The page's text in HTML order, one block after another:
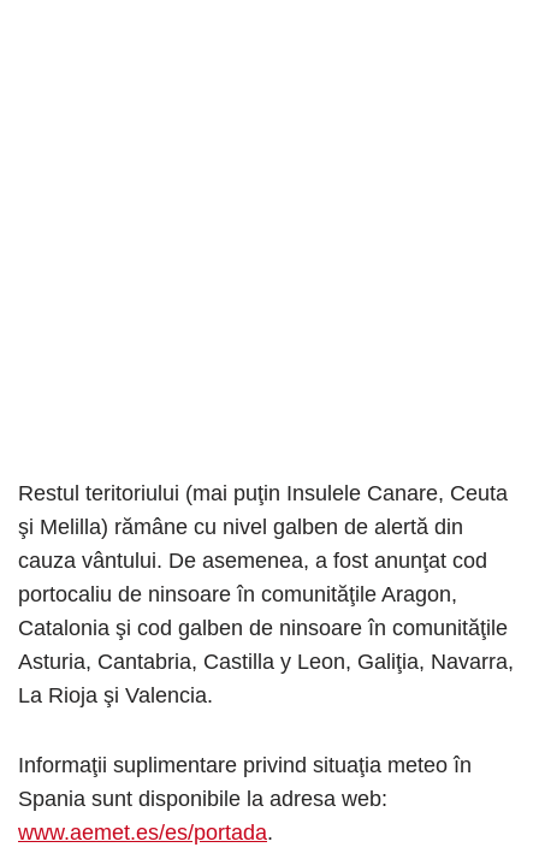
Restul teritoriului (mai puţin Insulele Canare, Ceuta
şi Melilla) rămâne cu nivel galben de alertă din
cauza vântului. De asemenea, a fost anunţat cod
portocaliu de ninsoare în comunităţile Aragon,
Catalonia şi cod galben de ninsoare în comunităţile
Asturia, Cantabria, Castilla y Leon, Galiţia, Navarra,
La Rioja şi Valencia.
Informaţii suplimentare privind situaţia meteo în
Spania sunt disponibile la adresa web:
www.aemet.es/es/portada.